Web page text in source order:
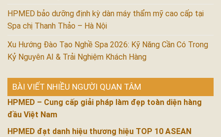
HPMED bảo dưỡng định kỳ dàn máy thẩm mỹ cao cấp tại
Spa chị Thanh Thảo – Hà Nội
Xu Hướng Đào Tạo Nghề Spa 2026: Kỹ Năng Cần Có Trong
Kỷ Nguyên AI & Trải Nghiệm Khách Hàng
BÀI VIẾT NHIỀU NGƯỜI QUAN TÂM
HPMED – Cung cấp giải pháp làm đẹp toàn diện hàng
đầu Việt Nam
HPMED đạt danh hiệu thương hiệu TOP 10 ASEAN